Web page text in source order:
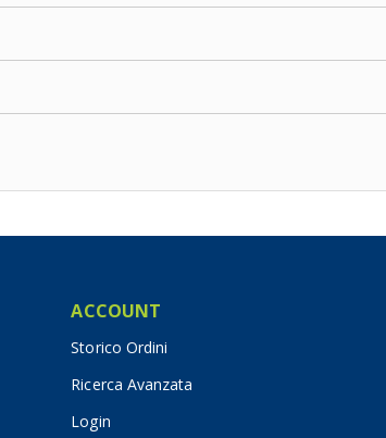
ACCOUNT
Storico Ordini
Ricerca Avanzata
Login